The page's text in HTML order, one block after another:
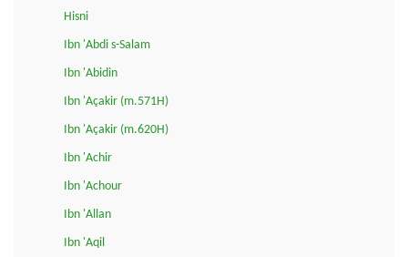
Hisni
Ibn 'Abdi s-Salam
Ibn 'Abidin
Ibn 'Açakir (m.571H)
Ibn 'Açakir (m.620H)
Ibn 'Achir
Ibn 'Achour
Ibn 'Allan
Ibn 'Aqil